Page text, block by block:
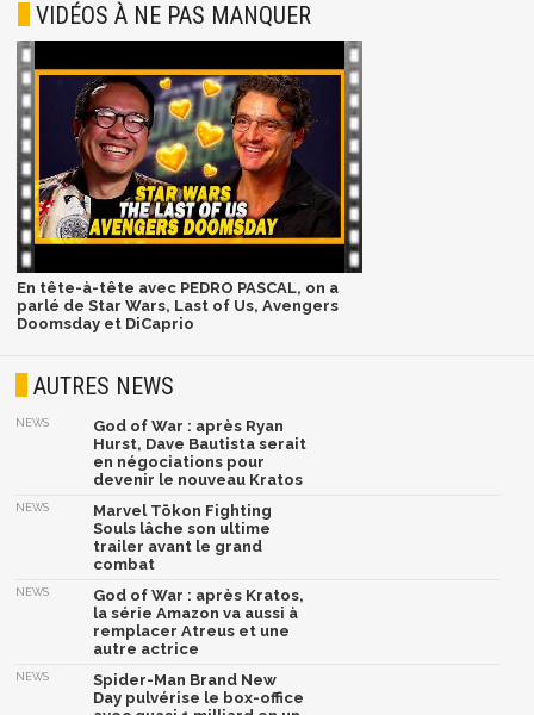
VIDÉOS À NE PAS MANQUER
En tête-à-tête avec PEDRO PASCAL, on a
parlé de Star Wars, Last of Us, Avengers
Doomsday et DiCaprio
AUTRES NEWS
NEWS
God of War : après Ryan
Hurst, Dave Bautista serait
en négociations pour
devenir le nouveau Kratos
NEWS
Marvel Tōkon Fighting
Souls lâche son ultime
trailer avant le grand
combat
NEWS
God of War : après Kratos,
la série Amazon va aussi à
remplacer Atreus et une
autre actrice
NEWS
Spider-Man Brand New
Day pulvérise le box-office